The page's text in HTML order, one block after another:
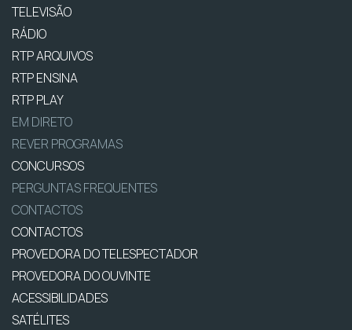
TELEVISÃO
RÁDIO
RTP ARQUIVOS
RTP ENSINA
RTP PLAY
EM DIRETO
REVER PROGRAMAS
CONCURSOS
PERGUNTAS FREQUENTES
CONTACTOS
CONTACTOS
PROVEDORA DO TELESPECTADOR
PROVEDORA DO OUVINTE
ACESSIBILIDADES
SATÉLITES